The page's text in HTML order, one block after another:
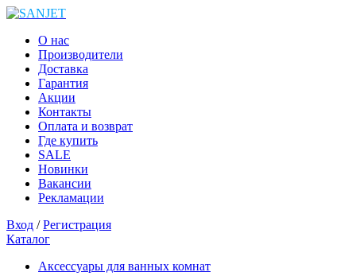
О нас
Производители
Доставка
Гарантия
Акции
Контакты
Оплата и возврат
Где купить
SALE
Новинки
Вакансии
Рекламации
Вход /Регистрация
Каталог
Аксессуары для ванных комнат